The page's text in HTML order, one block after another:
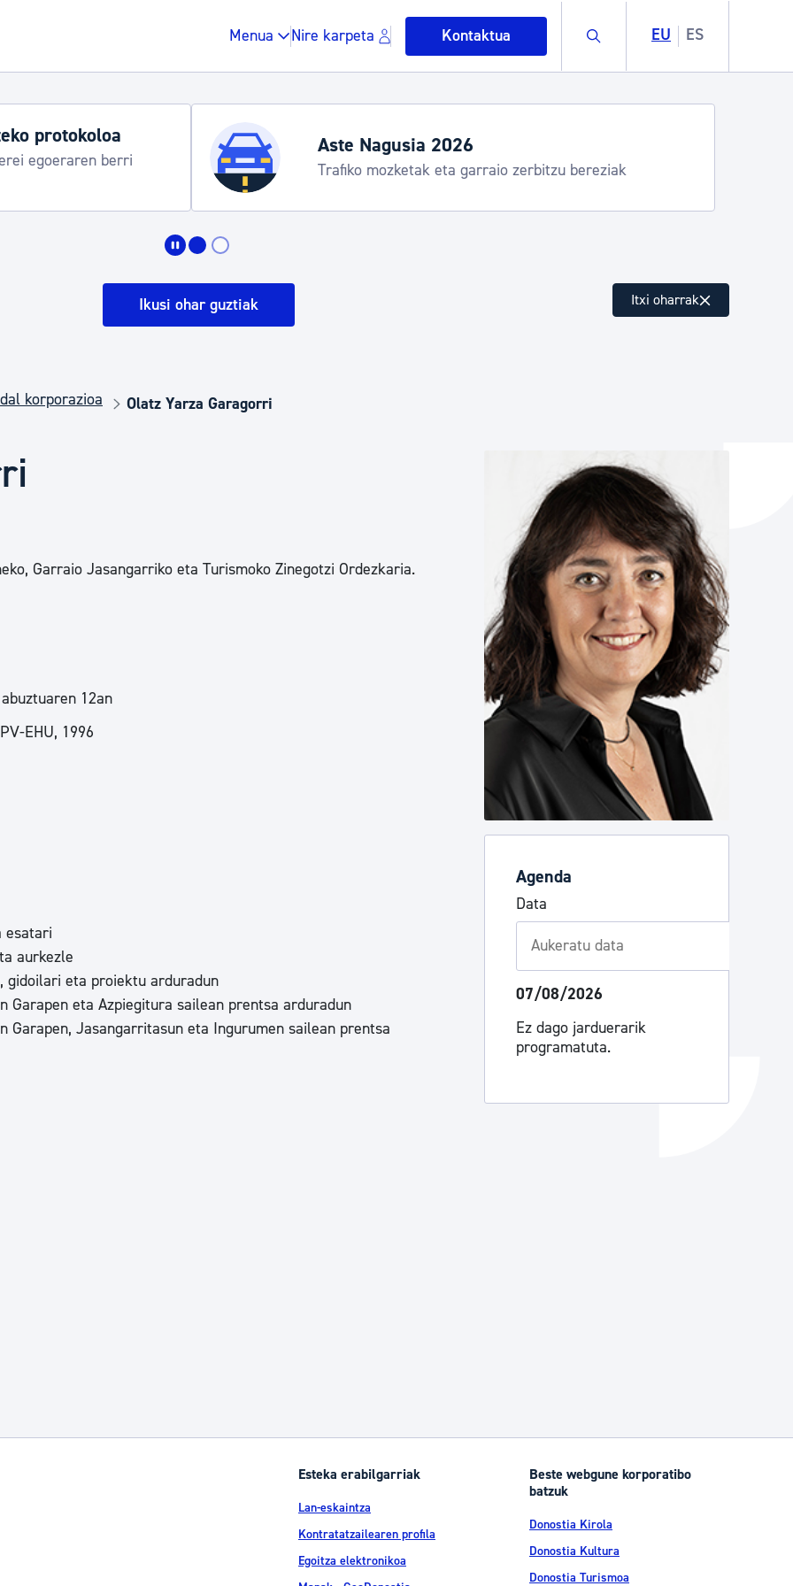
Menua Nire karpeta Kontaktua Buscar EU ES
Gune publikoa, hondakinak eta ingurumena
Euskara
Berdintasuna, Giza Eskubideak eta bizikidetza
Izapideen katalogoa
Tramitaziorako laguntza
protokoloa
egoeraren berri
Aste Nagusia 2026
Trafiko mozketak eta garraio zerbitzu bereziak
Ikusi ohar guztiak Itxi oharrak
korporazioa Olatz Yarza Garagorri
Garraio Jasangarriko eta Turismoko Zinegotzi Ordezkaria.
12an
EHU, 1996
esatari
aurkezle
gidoilari eta proiektu arduradun
Garapen eta Azpiegitura sailean prentsa arduradun
Garapen, Jasangarritasun eta Ingurumen sailean prentsa
Agenda
Data
07/08/2026
Ez dago jarduerarik
programatuta.
Esteka erabilgarriak
Lan-eskaintza
Kontratatzailearen profila
Egoitza elektronikoa
Beste webgune korporatibo
batzuk
Donostia Kirola
Donostia Kultura
Donostia Turismoa